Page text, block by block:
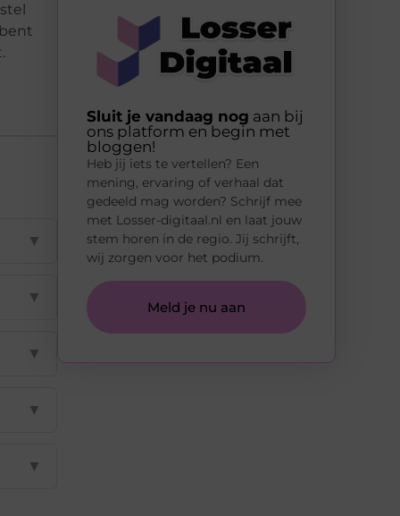
▼
▼
▼
▼
▼
Sluit je vandaag nog aan bij
ons platform en begin met
bloggen!
Heb jij iets te vertellen? Een
mening, ervaring of verhaal dat
gedeeld mag worden? Schrijf mee
met Losser-digitaal.nl en laat jouw
stem horen in de regio. Jij schrijft,
wij zorgen voor het podium.
Meld je nu aan